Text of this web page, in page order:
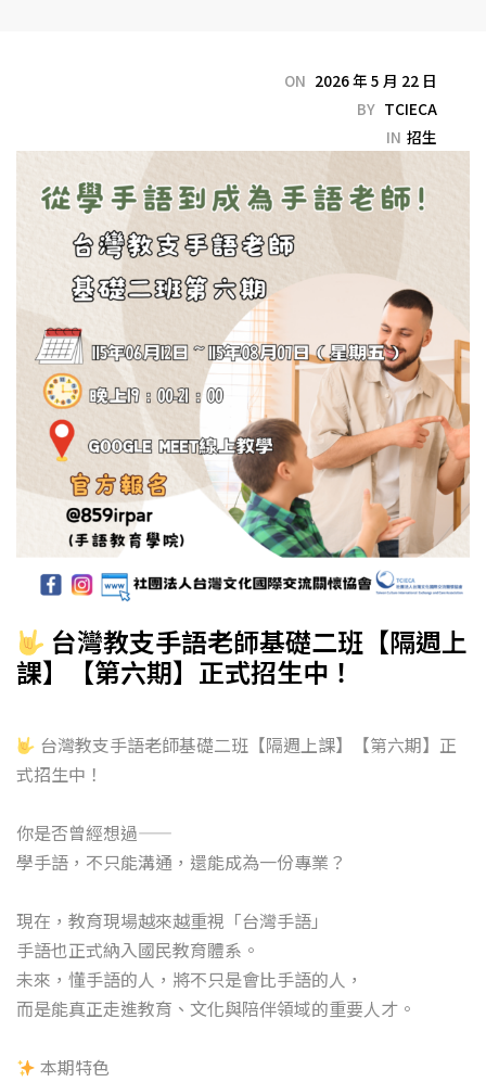
ON 2026 年 5 月 22 日
BY TCIECA
IN 招生
台灣教支手語老師基礎二班【隔週上
課】【第六期】正式招生中！
台灣教支手語老師基礎二班【隔週上課】【第六期】正
式招生中！
你是否曾經想過——
學手語，不只能溝通，還能成為一份專業？
現在，教育現場越來越重視「台灣手語」
手語也正式納入國民教育體系。
未來，懂手語的人，將不只是會比手語的人，
而是能真正走進教育、文化與陪伴領域的重要人才。
本期特色